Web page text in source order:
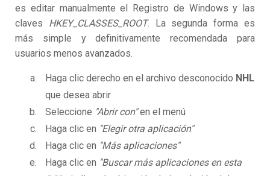
es editar manualmente el Registro de Windows y las
claves HKEY_CLASSES_ROOT. La segunda forma es
más simple y definitivamente recomendada para
usuarios menos avanzados.
Haga clic derecho en el archivo desconocido NHL
que desea abrir
Seleccione "Abrir con"en el menú
Haga clic en "Elegir otra aplicación"
Haga clic en "Más aplicaciones"
Haga clic en "Buscar más aplicaciones en esta